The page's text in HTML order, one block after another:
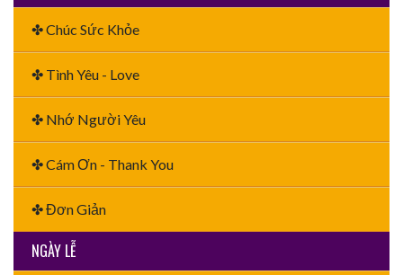
✤ Chúc Sức Khỏe
✤ Tình Yêu - Love
✤ Nhớ Người Yêu
✤ Cám Ơn - Thank You
✤ Đơn Giản
NGÀY LỄ